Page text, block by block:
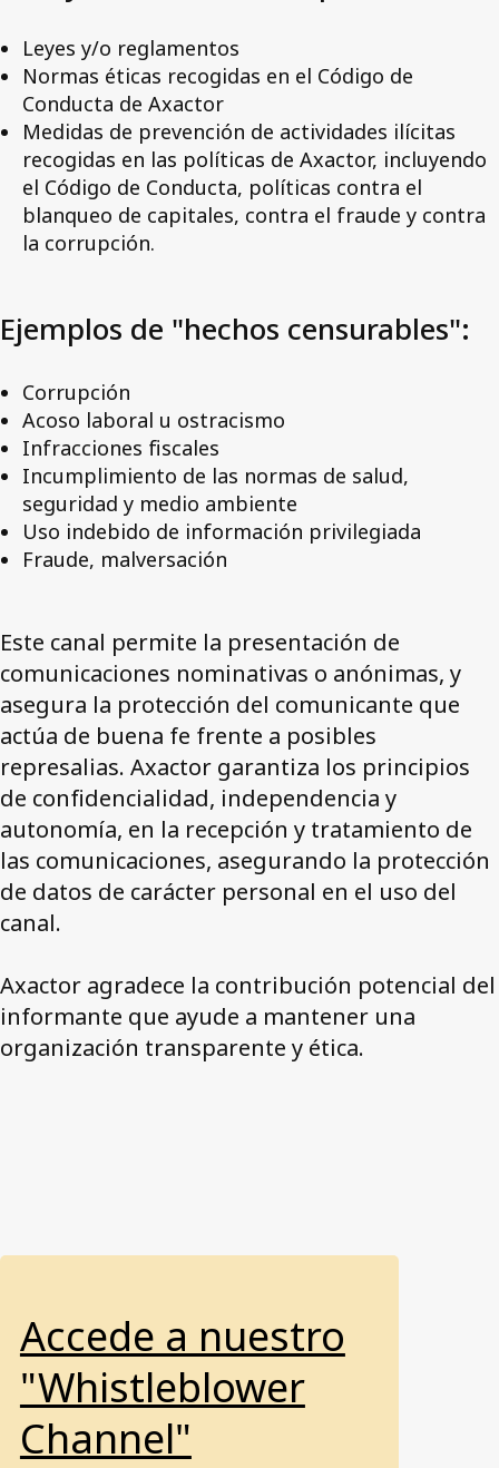
Leyes y/o reglamentos
Normas éticas recogidas en el Código de
Conducta de Axactor
Medidas de prevención de actividades ilícitas
recogidas en las políticas de Axactor, incluyendo
el Código de Conducta, políticas contra el
blanqueo de capitales, contra el fraude y contra
la corrupción.
Ejemplos de "hechos censurables":
Corrupción
Acoso laboral u ostracismo
Infracciones fiscales
Incumplimiento de las normas de salud,
seguridad y medio ambiente
Uso indebido de información privilegiada
Fraude, malversación
Este canal permite la presentación de
comunicaciones nominativas o anónimas, y
asegura la protección del comunicante que
actúa de buena fe frente a posibles
represalias. Axactor garantiza los principios
de confidencialidad, independencia y
autonomía, en la recepción y tratamiento de
las comunicaciones, asegurando la protección
de datos de carácter personal en el uso del
canal.
Axactor agradece la contribución potencial del
informante que ayude a mantener una
organización transparente y ética.
Accede a nuestro
"Whistleblower
Channel"